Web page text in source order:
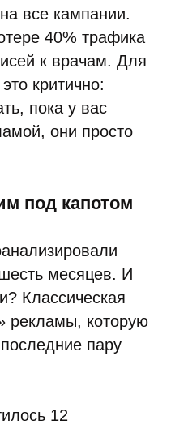
все кампании.
40% трафика
к врачам. Для
критично:
пока у вас
они просто
под капотом
месяцев. И
Классическая
рекламы, которую
пару
12